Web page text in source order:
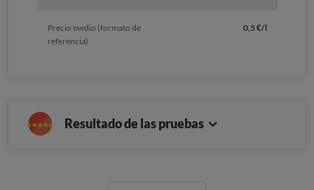
Precio medio (formato de
referencia)
0,5 €/l
Resultado de las pruebas